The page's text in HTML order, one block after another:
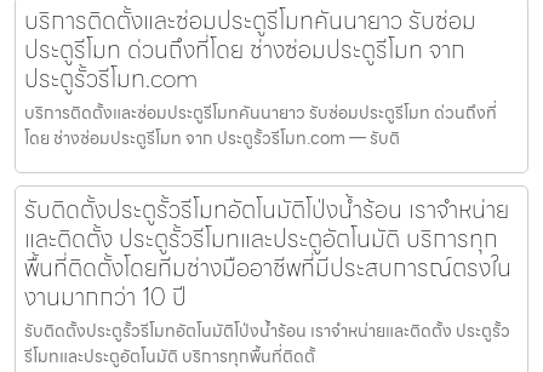
บริการติดตั้งและซ่อมประตูรีโมทคันนายาว รับซ่อม
ประตูรีโมท ด่วนถึงที่โดย ช่างซ่อมประตูรีโมท จาก
ประตูรั้วรีโมท.com
บริการติดตั้งและซ่อมประตูรีโมทคันนายาว รับซ่อมประตูรีโมท ด่วนถึงที่
โดย ช่างซ่อมประตูรีโมท จาก ประตูรั้วรีโมท.com — รับติ
รับติดตั้งประตูรั้วรีโมทอัตโนมัติโป่งน้ำร้อน เราจำหน่าย
และติดตั้ง ประตูรั้วรีโมทและประตูอัตโนมัติ บริการทุก
พื้นที่ติดตั้งโดยทีมช่างมืออาชีพที่มีประสบการณ์ตรงใน
งานมากกว่า 10 ปี
รับติดตั้งประตูรั้วรีโมทอัตโนมัติโป่งน้ำร้อน เราจำหน่ายและติดตั้ง ประตูรั้ว
รีโมทและประตูอัตโนมัติ บริการทุกพื้นที่ติดตั้